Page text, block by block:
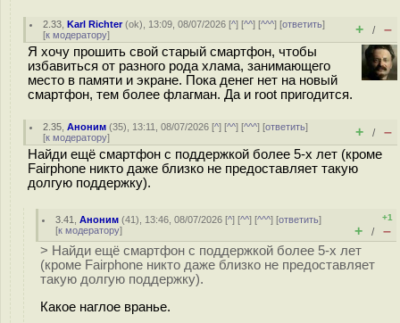
2.33 ,Karl Richter(ok), 13:09, 08/07/2026 [^] [^^] [^^^] [ответить]
[к модератору] + / –
Я хочу прошить свой старый смартфон, чтобы
избавиться от разного рода хлама, занимающего
место в памяти и экране. Пока денег нет на новый
смартфон, тем более флагман. Да и root пригодится.
2.35 ,Аноним (35), 13:11, 08/07/2026 [^] [^^] [^^^] [ответить]
[к модератору] + / –
Найди ещё смартфон с поддержкой более 5-х лет (кроме
Fairphone никто даже близко не предоставляет такую
долгую поддержку).
3.41 ,Аноним (41), 13:46, 08/07/2026 [^] [^^] [^^^] [ответить]
[к модератору]
+1
+ / –
> Найди ещё смартфон с поддержкой более 5-х лет
(кроме Fairphone никто даже близко не предоставляет
такую долгую поддержку).
Какое наглое вранье.